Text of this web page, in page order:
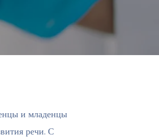
и младенцы
речи. С